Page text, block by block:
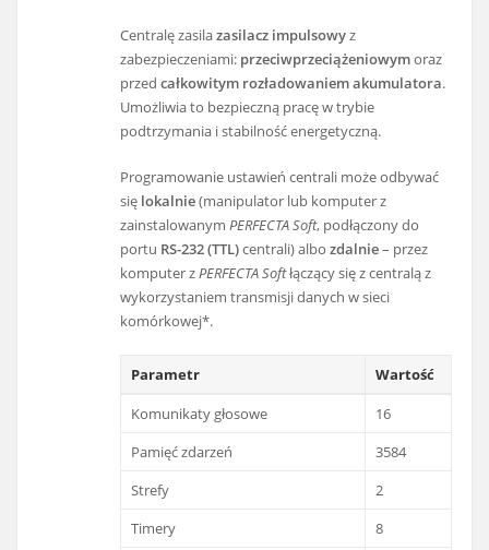
Centralę zasilazasilacz impulsowyz
zabezpieczeniami: przeciwprzeciążeniowymoraz
przedcałkowitym rozładowaniem akumulatora.
Umożliwia to bezpieczną pracę w trybie
podtrzymania i stabilność energetyczną.
Programowanie ustawień centrali może odbywać
się lokalnie(manipulator lub komputer z
zainstalowanymPERFECTA Soft, podłączony do
portu RS-232 (TTL)centrali) albozdalnie– przez
komputer zPERFECTA Softłączący się z centralą z
wykorzystaniem transmisji danych w sieci
komórkowej*.
Parametr
Wartość
Komunikaty głosowe
16
Pamięć zdarzeń
3584
Strefy
2
Timery
8